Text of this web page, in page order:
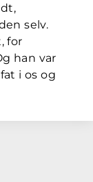
selv.
for
han var
i os og